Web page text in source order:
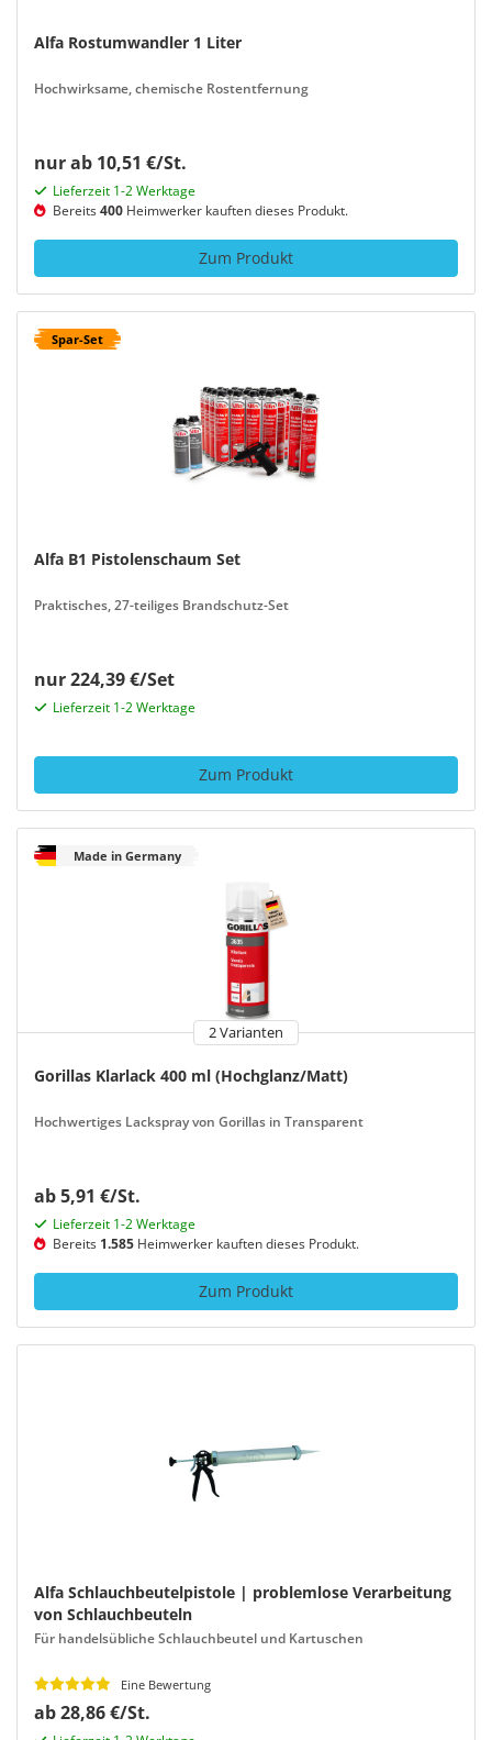
Alfa Rostumwandler 1 Liter
Hochwirksame, chemische Rostentfernung
nur ab 10,51 €/St.
Lieferzeit 1-2 Werktage
Bereits400 Heimwerker kauften dieses Produkt.
Zum Produkt
Spar-Set
Alfa B1 Pistolenschaum Set
Praktisches, 27-teiliges Brandschutz-Set
nur 224,39 €/Set
Lieferzeit 1-2 Werktage
Zum Produkt
Made in Germany
2 Varianten
Gorillas Klarlack 400 ml (Hochglanz/Matt)
Hochwertiges Lackspray von Gorillas in Transparent
ab 5,91 €/St.
Lieferzeit 1-2 Werktage
Bereits 1.585 Heimwerker kauften dieses Produkt.
Zum Produkt
Alfa Schlauchbeutelpistole | problemlose Verarbeitung
von Schlauchbeuteln
Für handelsübliche Schlauchbeutel und Kartuschen
Eine Bewertung
ab 28,86 €/St.